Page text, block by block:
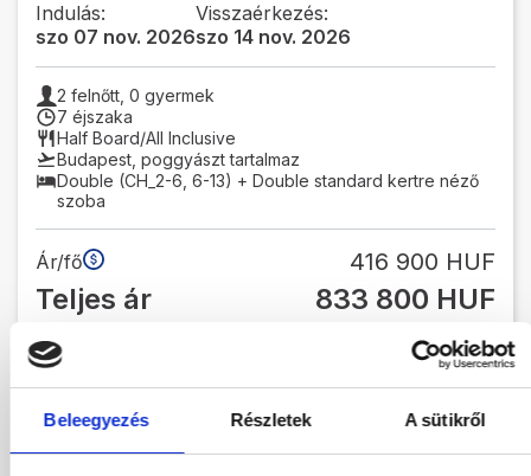
Beleegyezés Részletek A sütikről
Indulás:
szo 07 nov. 2026
Visszaérkezés:
szo 14 nov. 2026
2 felnőtt, 0 gyermek
7 éjszaka
Half Board/All Inclusive
Budapest poggyászt tartalmaz
Double (CH_2-6, 6-13) + Double standard kertre néző
szoba
Ár/fő 416 900 HUF
Teljes ár 833 800 HUF
Más időpontok Hotel leírás